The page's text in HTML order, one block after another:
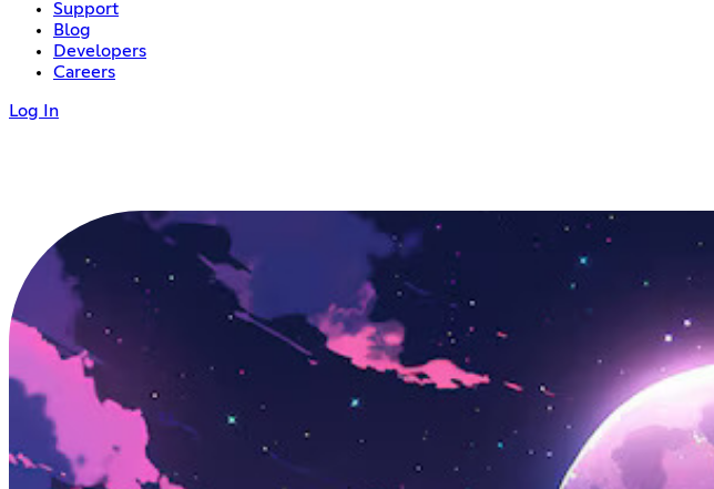
Support
Blog
Developers
Careers
Log In